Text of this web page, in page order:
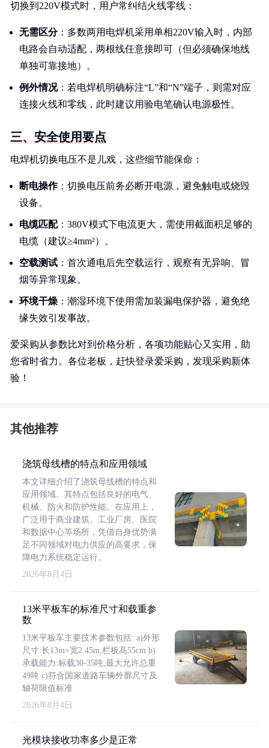
切换到220V模式时，用户常纠结火线零线：
无需区分：多数两用电焊机采用单相220V输入时，内部
电路会自动适配，两根线任意接即可（但必须确保地线
单独可靠接地）。
例外情况：若电焊机明确标注“L”和“N”端子，则需对应
连接火线和零线，此时建议用验电笔确认电源极性。
三、安全使用要点
电焊机切换电压不是儿戏，这些细节能保命：
断电操作：切换电压前务必断开电源，避免触电或烧毁
设备。
电缆匹配：380V模式下电流更大，需使用截面积足够的
电缆（建议≥4mm²）。
空载测试 ：首次通电后先空载运行，观察有无异响、冒
烟等异常现象。
环境干燥 ：潮湿环境下使用需加装漏电保护器，避免绝
缘失效引发事故。
爱采购从参数比对到价格分析，各项功能贴心又实用，助
您省时省力。各位老板，赶快登录爱采购，发现采购新体
验！
其他推荐
浇筑母线槽的特点和应用领域
本文详细介绍了浇筑母线槽的特点和
应用领域。其特点包括良好的电气、
机械、防火和防护性能。在应用上，
广泛用于商业建筑、工业厂房、医院
和数据中心等场所，凭借自身优势满
足不同领域对电力供应的高要求，保
障电力系统稳定运行。
2026年8月4日
13米平板车的标准尺寸和载重参
数
13米平板车主要技术参数包括: a)外形
尺寸:长13m×宽2.45m,栏板高55cm b)
承载能力:标载30-35吨,最大允许总重
49吨 c)符合国家道路车辆外廓尺寸及
轴荷限值标准
2026年8月4日
光模块接收功率多少是正常